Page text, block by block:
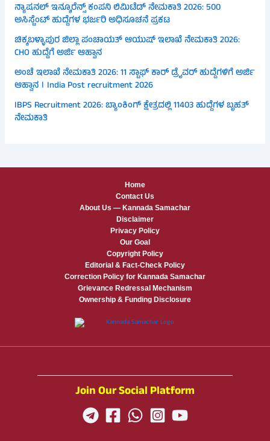
ನ್ಯಾಷನಲ್ ಇನ್ಶೂರೆನ್ಸ್ ಕಂಪನಿ ಲಿಮಿಟೆಡ್ ನೇಮಕಾತಿ 2026: 500
ಅಸಿಸ್ಟೆಂಟ್ ಹುದ್ದೆಗಳ ಭರ್ಜರಿ ಅಧಿಸೂಚನೆ ಪ್ರಕಟ
ಚಿಕ್ಕಬಳ್ಳಾಪುರ ಜಿಲ್ಲಾ ಪಂಚಾಯತ್ ಆಯುಷ್ ಇಲಾಖೆ ನೇಮಕಾತಿ 2026:
CHO ಹುದ್ದೆಗೆ ಅರ್ಜಿ ಆಹ್ವಾನ
ಅಂಚೆ ಇಲಾಖೆ ನೇಮಕಾತಿ 2026: 11 ಸ್ಟಾಫ್ ಕಾರ್ ಡ್ರೈವರ್ ಹುದ್ದೆಗಳಿಗೆ ಅರ್ಜಿ
ಆಹ್ವಾನ । India Post recruitment 2026
IBPS Recruitment 2026: ಬ್ಯಾಂಕಿಂಗ್ ಕ್ಷೇತ್ರದಲ್ಲಿ 11403 ಹುದ್ದೆಗಳ ಬೃಹತ್
ನೇಮಕಾತಿ
Home
Contact Us
About Us — Kannada Samachar
Disclaimer
Privacy Policy
Our Goal
Copyright Policy
Editorial & Fact-Check Policy
Correction Policy for Kannada Samachar
Grievance Redressal Mechanism
Ownership & Funding Disclosure
Join Our Social Platform